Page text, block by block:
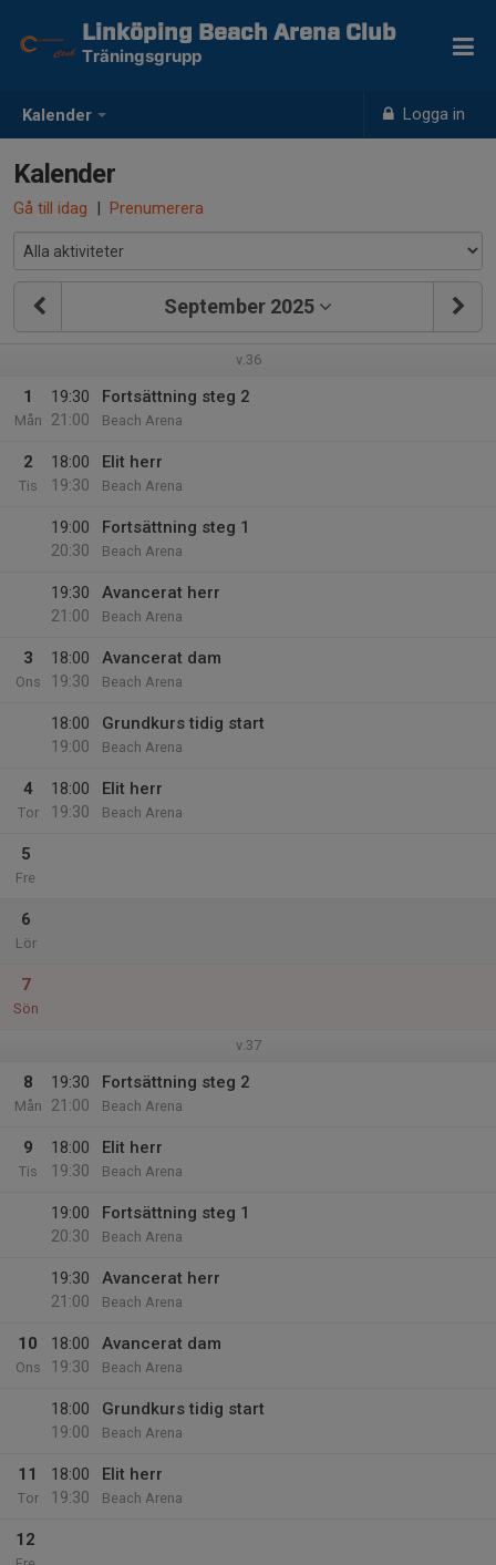
Kalender Logga in
Linköping Beach Arena Club
Träningsgrupp
Kalender
Gå till idag | Prenumerera
September 2025
v.36
1
Mån
19:30
21:00
Fortsättning steg 2
Beach Arena
2
Tis
18:00
19:30
Elit herr
Beach Arena
19:00
20:30
Fortsättning steg 1
Beach Arena
19:30
21:00
Avancerat herr
Beach Arena
3
Ons
18:00
19:30
Avancerat dam
Beach Arena
18:00
19:00
Grundkurs tidig start
Beach Arena
4
Tor
18:00
19:30
Elit herr
Beach Arena
5
Fre
6
Lör
7
Sön
v.37
8
Mån
19:30
21:00
Fortsättning steg 2
Beach Arena
9
Tis
18:00
19:30
Elit herr
Beach Arena
19:00
20:30
Fortsättning steg 1
Beach Arena
19:30
21:00
Avancerat herr
Beach Arena
10
Ons
18:00
19:30
Avancerat dam
Beach Arena
18:00
19:00
Grundkurs tidig start
Beach Arena
11
Tor
18:00
19:30
Elit herr
Beach Arena
12